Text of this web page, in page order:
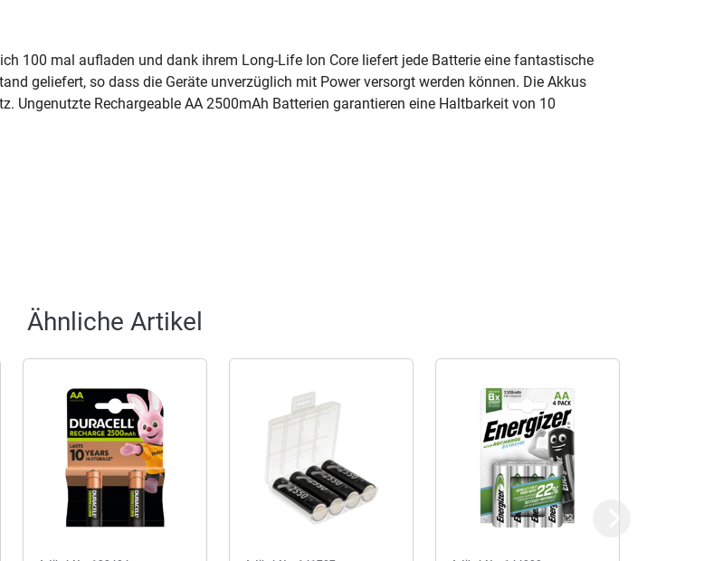
100 mal aufladen und dank ihrem Long-Life Ion Core liefert jede Batterie eine fantastische
geliefert, so dass die Geräte unverzüglich mit Power versorgt werden können. Die Akkus
Ungenutzte Rechargeable AA 2500mAh Batterien garantieren eine Haltbarkeit von 10
Ähnliche Artikel